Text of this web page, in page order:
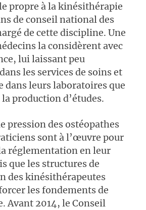
propre à lakinésithérapie
de conseil national des
de cette discipline. Une
la considèrent avec
lui laissant peu
les services de soins et
dans leurs laboratoires que
production d’études.
pression des ostéopathes
sont à l’œuvre pour
réglementation en leur
que les structures de
des kinésithérapeutes
les fondements de
Avant 2014, le Conseil